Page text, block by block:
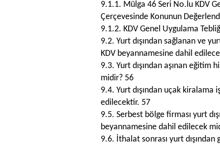
9.1.1. Mülga 46 Seri No.lu KDV
Çerçevesinde Konunun
9.1.2. KDV Genel Uygulama
9.2. Yurt dışından sağlanan ve
KDV beyannamesine dahil
9.3. Yurt dışından aşınan
midir? 56
9.4. Yurt dışından uçak kiralama
edilecektir. 57
9.5. Serbest bölge firması yurt
beyannamesine dahil edilecek
9.6. İthalat sonrası yurt